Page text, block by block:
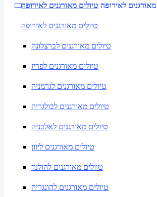
מאורגנים לאירופה טיולים מאורגנים לאירופה
טיולים מאורגנים לאירופה
טיולים מאורגנים לברצלונה
טיולים מאורגנים לפריז
טיולים מאורגנים לגרמניה
טיולים מאורגנים לבולגריה
טיולים מאורגנים לאלבניה
טיולים מאורגנים ליוון
טיולים מאורגנים להולנד
טיולים מאורגנים להונגריה